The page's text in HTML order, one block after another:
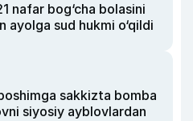
nafar bog‘cha bolasini
ayolga sud hukmi o‘qildi
sakkizta bomba
siyosiy ayblovlardan